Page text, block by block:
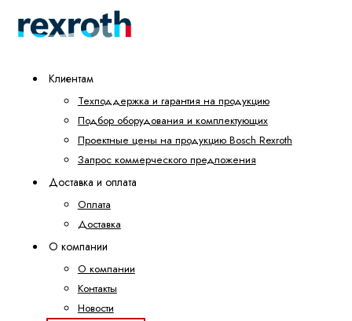
Клиентам
Техподдержка и гарантия на продукцию
Подбор оборудования и комплектующих
Проектные цены на продукцию Bosch Rexroth
Запрос коммерческого предложения
Доставка и оплата
Оплата
Доставка
О компании
О компании
Контакты
Новости